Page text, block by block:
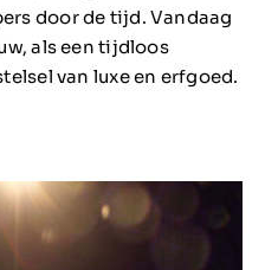
door de tijd.Vandaag
als een tijdloos
van luxe en erfgoed.